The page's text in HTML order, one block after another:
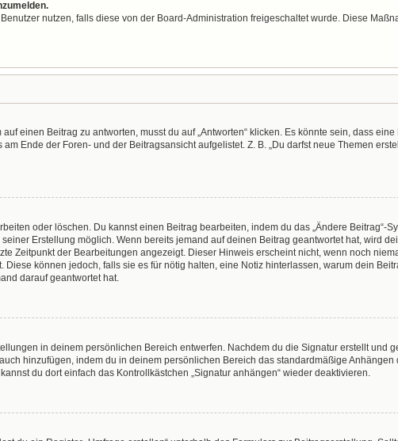
nutzen, falls diese von der Board-Administration freigeschaltet wurde. Diese
einen Beitrag zu antworten, musst du auf „Antworten“ klicken. Es könnte sein, dass
Ende der Foren- und der Beitragsansicht aufgelistet. Z. B. „Du darfst neue Themen
oder löschen. Du kannst einen Beitrag bearbeiten, indem du das „Ändere Beitrag“-
Erstellung möglich. Wenn bereits jemand auf deinen Beitrag geantwortet hat, wird
Zeitpunkt der Bearbeitungen angezeigt. Dieser Hinweis erscheint nicht, wenn noch
können jedoch, falls sie es für nötig halten, eine Notiz hinterlassen, warum dein
darauf geantwortet hat.
in deinem persönlichen Bereich entwerfen. Nachdem du die Signatur erstellt und
hinzufügen, indem du in deinem persönlichen Bereich das standardmäßige Anhängen
du dort einfach das Kontrollkästchen „Signatur anhängen“ wieder deaktivieren.